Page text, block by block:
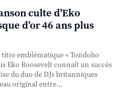
culte d'Eko
d'or 46 ans plus
titre emblématique « Tondoho
Eko Roosevelt connaît un succès
du duo de DJs britanniques
original entre...